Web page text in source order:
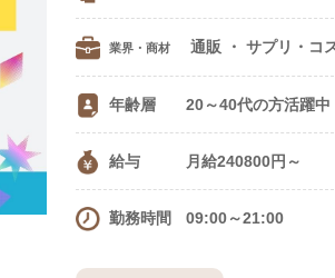
業界・商材 通販 ・ サプ
年齢層 20～40代の方活躍中
給与 月給240800円～
勤務時間 09:00～21:00